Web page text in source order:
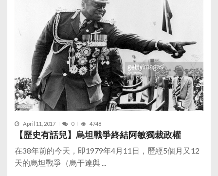
April 11, 2017 0 4748
【歷史有話兒】烏坦戰爭終結阿敏獨裁政權
在38年前的今天，即1979年4月11日，歷經5個月又12
天的烏坦戰爭（烏干達與 ...